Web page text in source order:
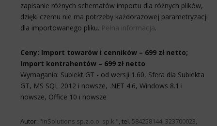
zapisanie różnych schematów importu dla różnych plików,
dzięki czemu nie ma potrzeby każdorazowej parametryzacji
dla importowanego pliku. Pełna informacja.
Ceny: Import towarów i cenników – 699 zł netto;
Import kontrahentów – 699 zł netto
Wymagania: Subiekt GT - od wersji 1.60, Sfera dla Subiekta
GT, MS SQL 2012 i nowsze, .NET 4.6, Windows 8.1 i
nowsze, Office 10 i nowsze
Autor: "inSolutions sp.z.o.o. sp.k." , tel. 584258144, 323700023,